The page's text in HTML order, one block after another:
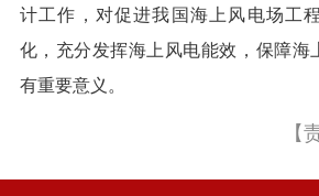
计工作，对促进我国海上风电场工
化，充分发挥海上风电能效，保障海
有重要意义。
【